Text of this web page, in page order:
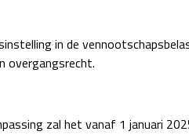
in de
overgangsrecht.
zal het vanaf 1 januari